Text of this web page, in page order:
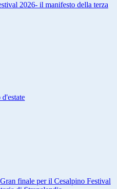
2026- il manifesto della terza
d'estate
Gran finale per il Cesalpino Festival